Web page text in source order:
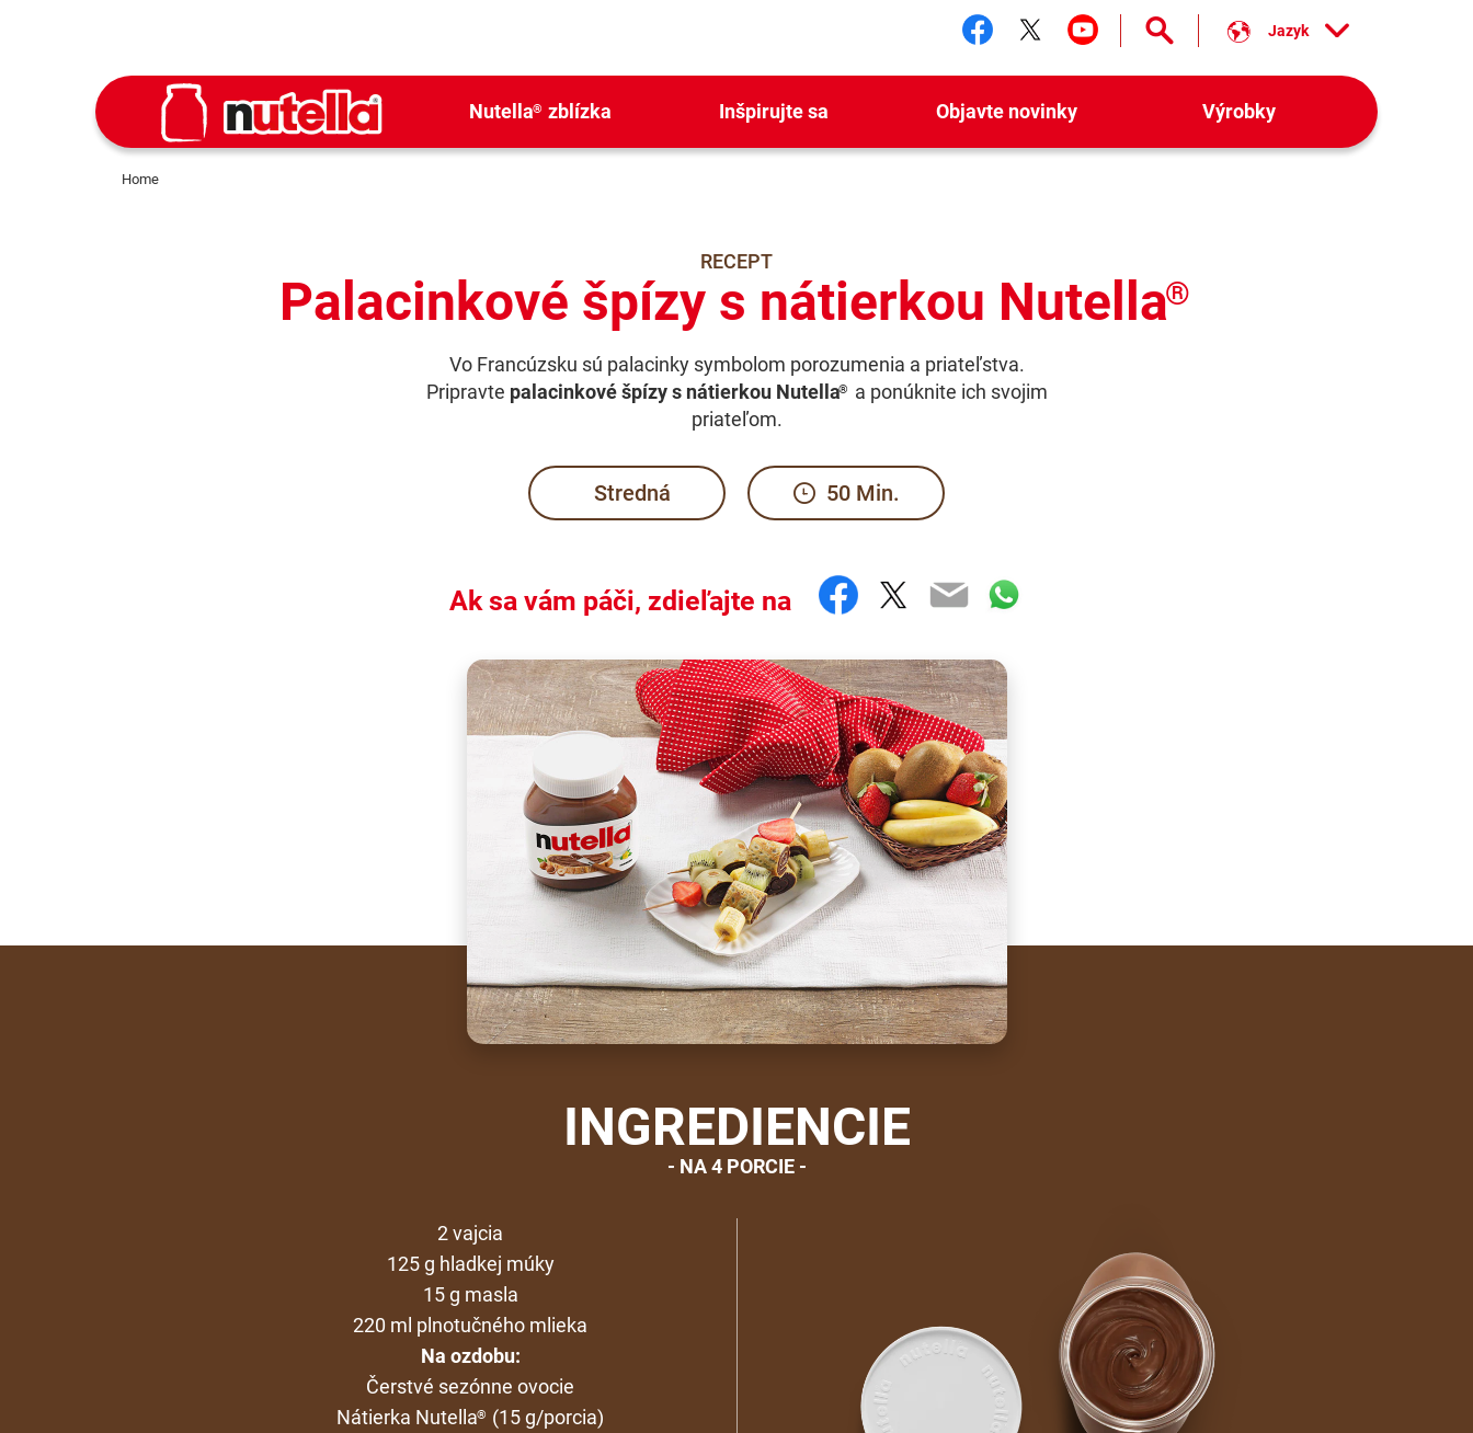
Sledujte nás facebook
Sledujte nás twitter
Sledujte nás youtube
Jazyk
Nutella® zblízka Inšpirujte sa Objavte novinky Výrobky
Home
RECEPT
Palacinkové špízy s nátierkou Nutella®
Vo Francúzsku sú palacinky symbolom porozumenia a priateľstva.
Pripravte palacinkové špízy s nátierkou Nutella®
a ponúknite ich svojim
priateľom.
Stredná 50 Min.
Ak sa vám páči, zdieľajte na Facebook
Twitter
EmailWhatsApp
Legendary sweetness.
Share the recipe with the hashtag #nutellarecipe
In France, crêpes are a symbol of understanding and friendship. Put these skewers of Nutella
INGREDIENCIE
NA 4 PORCIE
2 vajcia
125 g hladkej múky
15 g masla
220 ml plnotučného mlieka
Na ozdobu:
Čerstvé sezónne ovocie
Nátierka Nutella® (15 g/porcia)